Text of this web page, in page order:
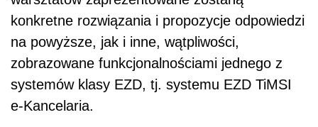
konkretne rozwiązania i propozycje odpowiedzi
na powyższe, jak i inne, wątpliwości,
zobrazowane funkcjonalnościami jednego z
systemów klasy EZD, tj. systemu EZD TiMSI
e-Kancelaria.